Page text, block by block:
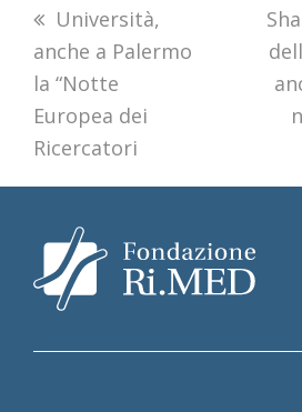
previous
post:
Università,
anche a Palermo
la “Notte
Europea dei
Ricercatori